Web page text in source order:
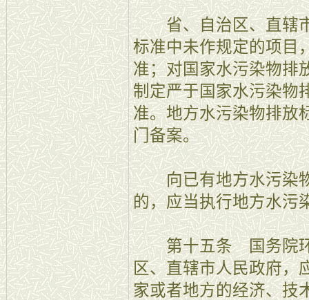
省、自治区、直辖市
标准中未作规定的项目
准；对国家水污染物排
制定严于国家水污染物
准。地方水污染物排放
门备案。
向已有地方水污染物
的，应当执行地方水污
第十五条 国务院环
区、直辖市人民政府，
家或者地方的经济、技